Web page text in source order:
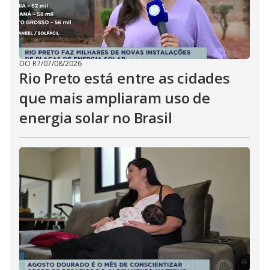
DO R7/07/08/2026
Rio Preto está entre as cidades
que mais ampliaram uso de
energia solar no Brasil